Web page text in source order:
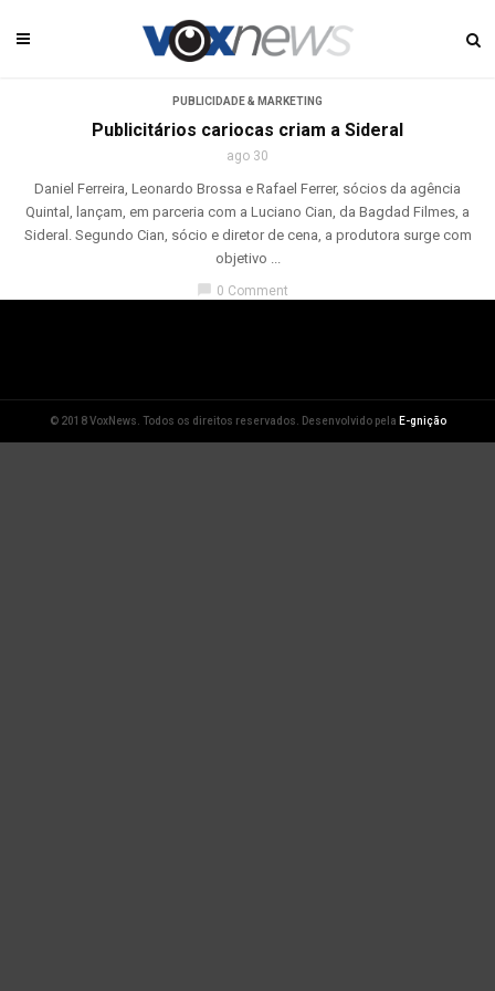
PUBLICIDADE & MARKETING
Publicitários cariocas criam a Sideral
ago 30
Daniel Ferreira, Leonardo Brossa e Rafael Ferrer, sócios da agência
Quintal, lançam, em parceria com a Luciano Cian, da Bagdad Filmes, a
Sideral. Segundo Cian, sócio e diretor de cena, a produtora surge com
objetivo ...
chat_bubble 0 Comment
© 2018 VoxNews. Todos os direitos reservados. Desenvolvido pela E-gnição